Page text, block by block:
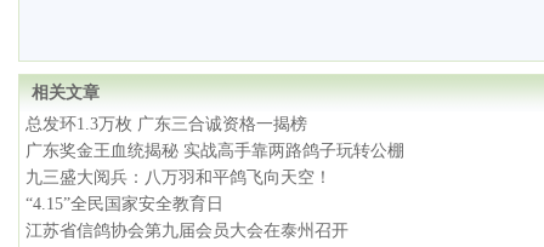
相关文章
总发环1.3万枚 广东三合诚资格一揭榜
广东奖金王血统揭秘 实战高手靠两路鸽子玩转公棚
九三盛大阅兵：八万羽和平鸽飞向天空！
“4.15”全民国家安全教育日
江苏省信鸽协会第九届会员大会在泰州召开